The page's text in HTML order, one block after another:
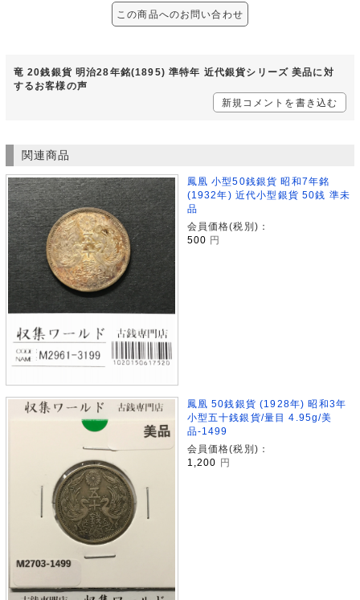
この商品へのお問い合わせ
竜 20銭銀貨 明治28年銘(1895) 準特年 近代銀貨シリーズ 美品に対
するお客様の声
新規コメントを書き込む
関連商品
鳳凰 小型50銭銀貨 昭和7年銘
(1932年) 近代小型銀貨 50銭 準未
品
会員価格(税別)：
500 円
鳳凰 50銭銀貨 (1928年) 昭和3年
小型五十銭銀貨/量目 4.95g/美
品-1499
会員価格(税別)：
1,200
円